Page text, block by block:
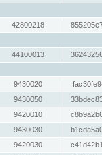
42800218
44100013
9430020
9430050
9420010
9430030
9420030